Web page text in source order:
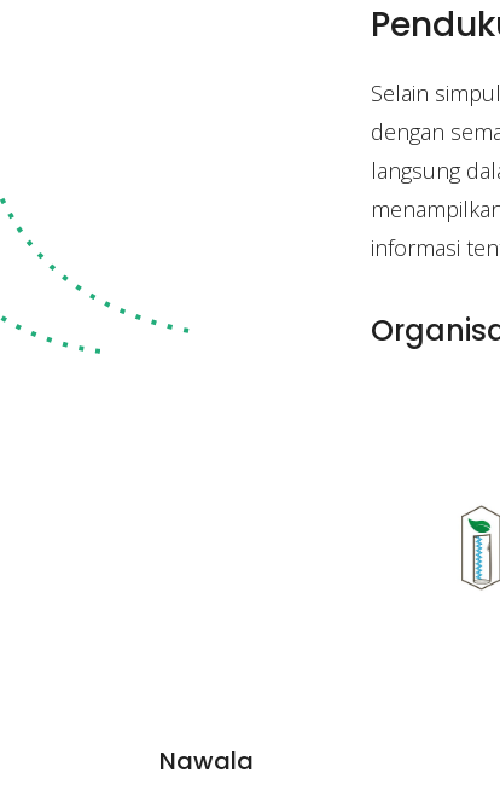
Selain
dengan
langsung
informasi
Nawala